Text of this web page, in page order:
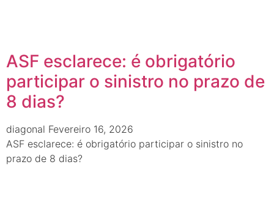
ASF esclarece: é obrigatório
participar o sinistro no prazo de
8 dias?
diagonal Fevereiro 16, 2026
ASF esclarece: é obrigatório participar o sinistro no
prazo de 8 dias?